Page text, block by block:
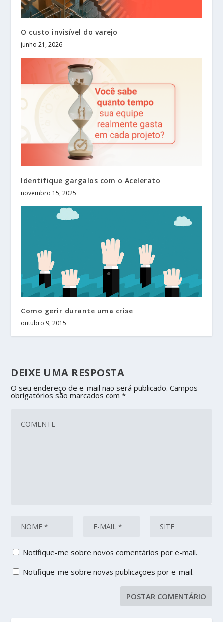
O custo invisível do varejo
junho 21, 2026
Identifique gargalos com o Acelerato
novembro 15, 2025
Como gerir durante uma crise
outubro 9, 2015
DEIXE UMA RESPOSTA
O seu endereço de e-mail não será publicado. Campos
obrigatórios são marcados com*
Notifique-me sobre novos comentários por e-mail.
Notifique-me sobre novas publicações por e-mail.